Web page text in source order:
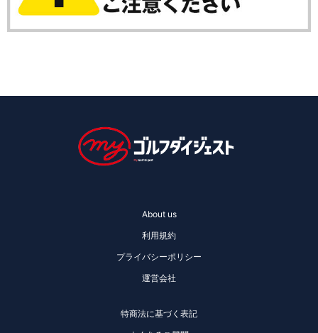
About us
利用規約
プライバシーポリシー
運営会社
特商法に基づく表記